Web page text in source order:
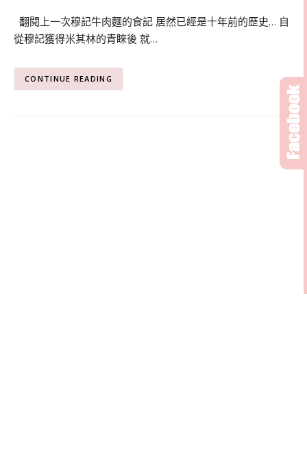
翻閱上一次穆記牛肉麵的食記 居然已經是十年前的歷史… 自
從穆記獲得米其林的青睞後 就…
CONTINUE READING